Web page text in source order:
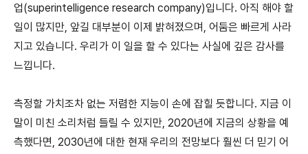
업(superintelligence research company)입니다. 아직 해야 할
일이 많지만, 앞길 대부분이 이제 밝혀졌으며, 어둠은 빠르게 사라
지고 있습니다. 우리가 이 일을 할 수 있다는 사실에 깊은 감사를
느낍니다.
측정할 가치조차 없는 저렴한 지능이 손에 잡힐 듯합니다. 지금 이
말이 미친 소리처럼 들릴 수 있지만, 2020년에 지금의 상황을 예
측했다면, 2030년에 대한 현재 우리의 전망보다 훨씬 더 믿기 어